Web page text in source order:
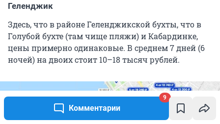
Комментарии
9
Геленджик
Здесь, что в районе Геленджикской бухты, что в
Голубой бухте (там чище пляжи) и Кабардинке,
цены примерно одинаковые. В среднем 7 дней (6
ночей) на двоих стоит 10–18 тысяч рублей.